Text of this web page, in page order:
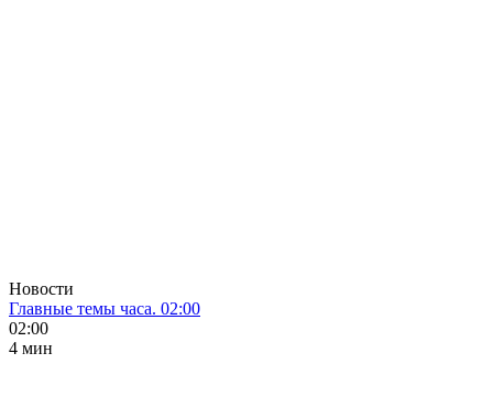
Новости
Главные темы часа. 02:00
02:00
4 мин